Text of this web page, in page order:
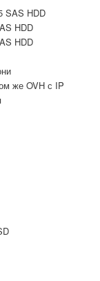
SAS HDD
HDD
HDD
же OVH с IP